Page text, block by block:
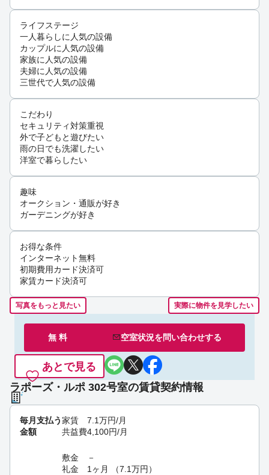
ライフステージ
一人暮らしに人気の設備
カップルに人気の設備
家族に人気の設備
夫婦に人気の設備
三世代で人気の設備
こだわり
セキュリティ対策重視
外で子どもと遊びたい
雨の日でも洗濯したい
洋室で暮らしたい
趣味
オークション・通販が好き
ガーデニングが好き
お得な条件
インターネット無料
初期費用カード決済可
家賃カード決済可
写真をもっと見たい 実際に物件を見学したい
無 料 空室状況を問い合わせする
あとで見る
ラポーズ・ルポ 302号室の賃貸契約情報
毎月支払う
金額
家賃 7.1万円/月
共益費4,100円/月
敷金
－
礼金
1ヶ月 （7.1万円 ）